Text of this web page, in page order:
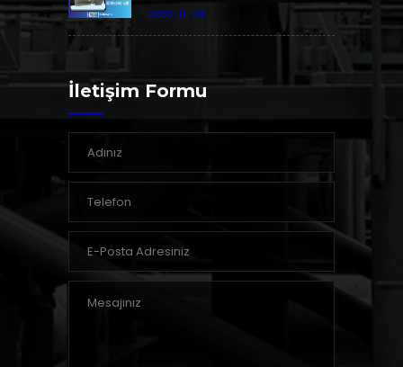
2021-11-29
İletişim Formu